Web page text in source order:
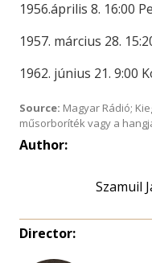
1956.április 8. 16:00
1957. március 28.
1962. június 21. 9:00
Source: Magyar Rádió;
műsorboríték vagy a
Author:
Szamuil
Director: